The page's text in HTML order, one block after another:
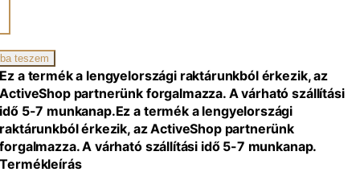
teszem
Ez a termék a lengyelországi raktárunkból érkezik, az
ActiveShop partnerünk forgalmazza. A várható szállítási
idő 5-7 munkanap.Ez a termék a lengyelországi
raktárunkból érkezik, az ActiveShop partnerünk
forgalmazza. A várható szállítási idő 5-7 munkanap.
Termékleírás